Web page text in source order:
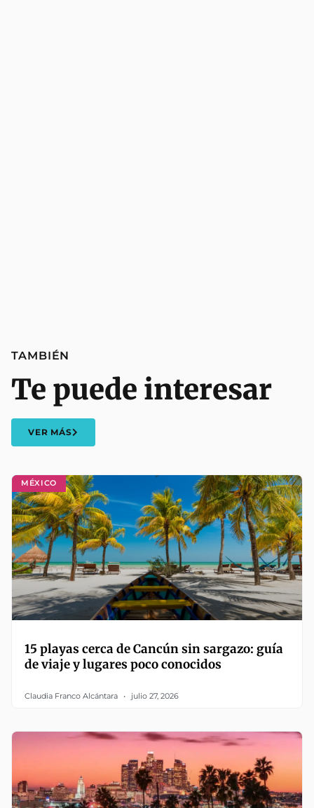
MÉXICO
15 playas cerca de Cancún sin sargazo: guía
de viaje y lugares poco conocidos
Claudia Franco Alcántara julio 27, 2026
TAMBIÉN
Te puede interesar
VER MÁS